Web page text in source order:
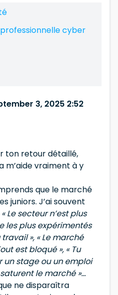
cyber
3, 2025 2:52
ton retour détaillé,
m’aide vraiment à y
que le marché
juniors. J’ai souvent
« Le secteur n’est plus
les plus expérimentés
», « Le marché
est bloqué », « Tu
un stage ou un emploi
saturent le marché »…
ne disparaîtra